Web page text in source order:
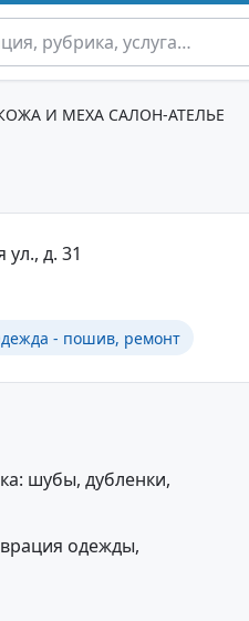
И МЕХА САЛОН-АТЕЛЬЕ
д. 31
- пошив, ремонт
шубы, дубленки,
одежды,